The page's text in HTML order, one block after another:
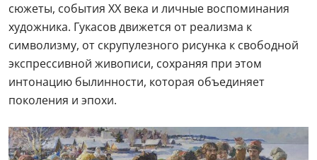
сюжеты, события XX века и личные воспоминания
художника. Гукасов движется от реализма к
символизму, от скрупулезного рисунка к свободной
экспрессивной живописи, сохраняя при этом
интонацию былинности, которая объединяет
поколения и эпохи.